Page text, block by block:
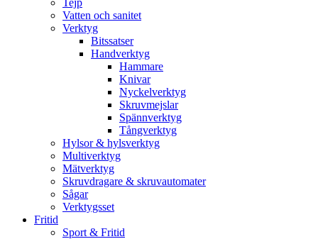
Tejp
Vatten och sanitet
Verktyg
Bitssatser
Handverktyg
Hammare
Knivar
Nyckelverktyg
Skruvmejslar
Spännverktyg
Tångverktyg
Hylsor & hylsverktyg
Multiverktyg
Mätverktyg
Skruvdragare & skruvautomater
Sågar
Verktygsset
Fritid
Sport & Fritid